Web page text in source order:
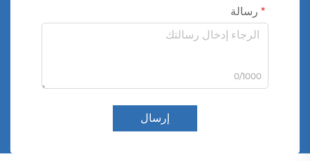
رسالة
0/1000
إرسال